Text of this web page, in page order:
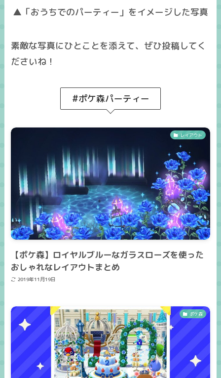
▲「おうちでのパーティー」をイメージした写真
素敵な写真にひとことを添えて、ぜひ投稿してく
ださいね！
#ポケ森パーティー
レイアウト
【ポケ森】ロイヤルブルーなガラスローズを使った
おしゃれなレイアウトまとめ
2019年11月19日
ポケ森